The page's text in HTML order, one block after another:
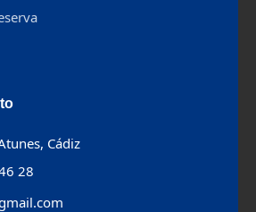
Cádiz
28